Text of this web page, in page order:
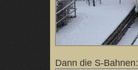
Dann die S-Bahnen: